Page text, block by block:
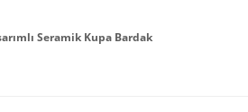
Seramik Kupa Bardak